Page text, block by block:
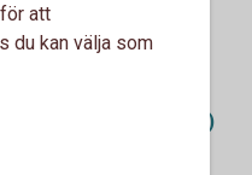
Depå, företag (pdf)
att
du kan välja som